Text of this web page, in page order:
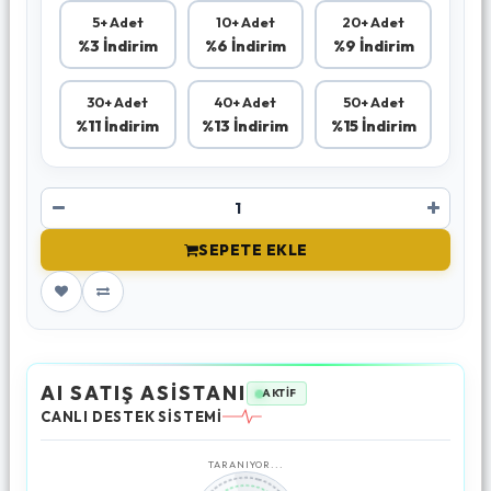
5+ Adet
%3 İndirim
10+ Adet
%6 İndirim
20+ Adet
%9 İndirim
30+ Adet
%11 İndirim
40+ Adet
%13 İndirim
50+ Adet
%15 İndirim
SEPETE EKLE
AI SATIŞ ASİSTANI AKTİF
CANLI DESTEK SİSTEMİ
TARANIYOR...